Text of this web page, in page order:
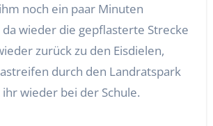
noch ein paar Minuten
wieder die gepflasterte Strecke
zurück zu den Eisdielen,
durch den Landratspark
wieder bei der Schule.